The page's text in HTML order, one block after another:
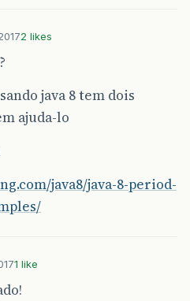
2 likes
java 8 tem dois
ajuda-lo
java8/java-8-period-
1 like